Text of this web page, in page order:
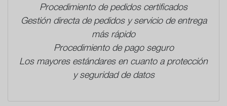
Procedimiento de pedidos certificados
Gestión directa de pedidos y servicio de entrega
más rápido
Procedimiento de pago seguro
Los mayores estándares en cuanto a protección
y seguridad de datos